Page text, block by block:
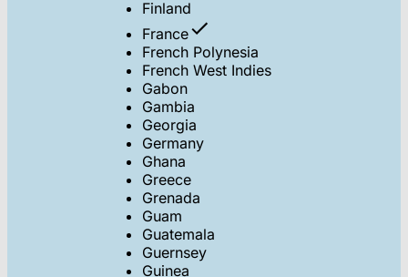
Finland
France
French Polynesia
French West Indies
Gabon
Gambia
Georgia
Germany
Ghana
Greece
Grenada
Guam
Guatemala
Guernsey
Guinea